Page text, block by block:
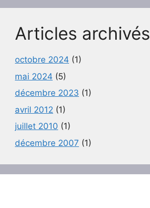
Articles archivés
octobre 2024 (1)
mai 2024 (5)
décembre 2023 (1)
avril 2012 (1)
juillet 2010 (1)
décembre 2007 (1)